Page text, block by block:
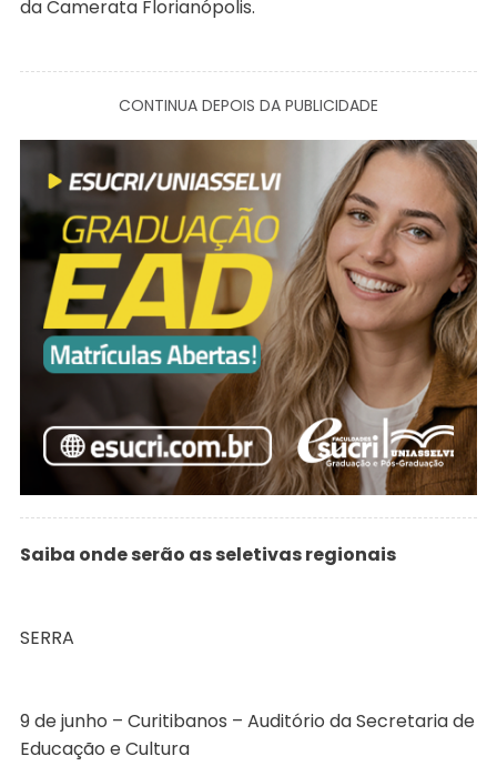
da Camerata Florianópolis.
CONTINUA DEPOIS DA PUBLICIDADE
Saiba onde serão as seletivas regionais
SERRA
9 de junho – Curitibanos – Auditório da Secretaria de
Educação e Cultura